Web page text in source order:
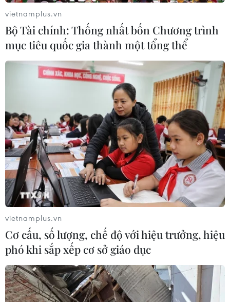
14/11/2019 10:30
Tờ Thời báo Hoàn Cầu đã dẫn một số nguồn tin giấu
tên đăng tải thông tin nói rằng Hong Kong dự kiến ban
hành lệnh giới nghiêm cuối tuần, nhưng thông tin này
sau đó đã bị xóa bỏ.
vietnamplus.vn
Bộ Tài chính: Thống nhất bốn Chương trình
mục tiêu quốc gia thành một tổng thể
vietnamplus.vn
Cơ cấu, số lượng, chế độ với hiệu trưởng, hiệu
phó khi sắp xếp cơ sở giáo dục